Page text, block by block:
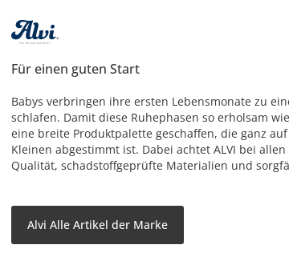
Für einen guten Start
Babys verbringen ihre ersten Lebensmonate zu
schlafen. Damit diese Ruhephasen so erholsam
eine breite Produktpalette geschaffen, die ganz
Kleinen abgestimmt ist. Dabei achtet ALVI bei
Qualität, schadstoffgeprüfte Materialien und
Alvi Alle Artikel der Marke